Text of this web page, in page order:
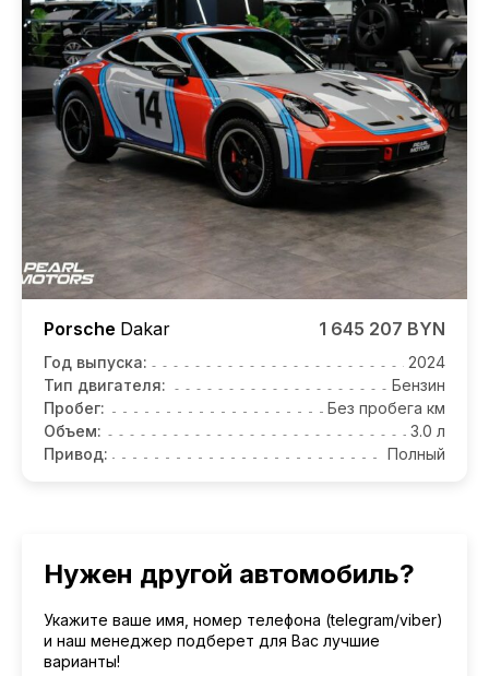
Porsche Dakar 1 645 207 BYN
Год выпуска:
2024
Тип двигателя:
Бензин
Пробег:
Без пробега км
Объем:
3.0 л
Привод:
Полный
Нужен другой автомобиль?
Укажите ваше имя, номер телефона (telegram/viber)
и наш менеджер подберет для Вас лучшие
варианты!